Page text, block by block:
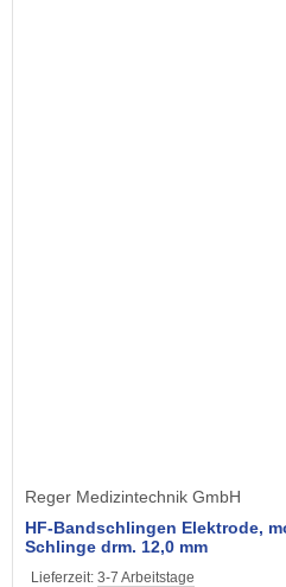
Reger Medizintechnik GmbH
HF-Bandschlingen Elektrode,
Schlinge drm. 12,0 mm
Lieferzeit: 3-7 Arbeitstage